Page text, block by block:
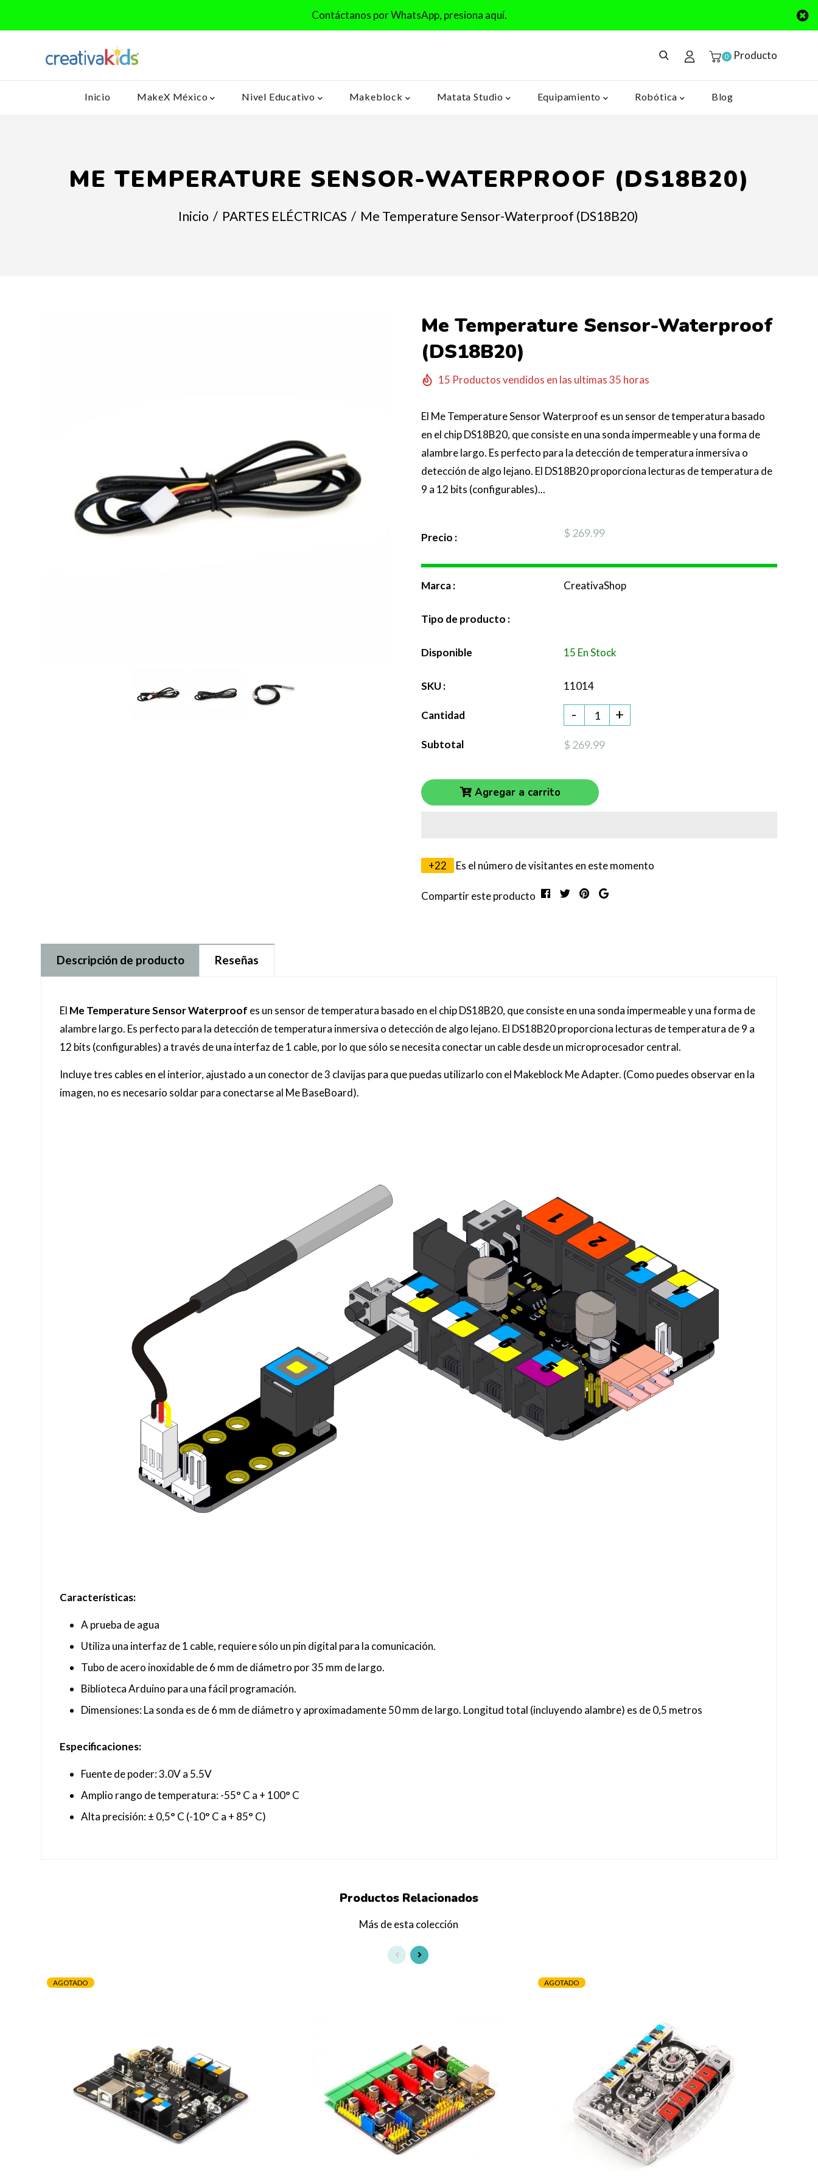
Contáctanos por WhatsApp, presiona aquí.
0 Producto
Inicio MakeX México Nivel Educativo Makeblock Matata Studio Equipamiento Robótica Blog
ME TEMPERATURE SENSOR-WATERPROOF (DS18B20)
Inicio / PARTES ELÉCTRICAS / Me Temperature Sensor-Waterproof (DS18B20)
Me Temperature Sensor-Waterproof
(DS18B20)
15 Productos vendidos en las ultimas35 horas
El Me Temperature Sensor Waterproof es un sensor de temperatura basado
en el chip DS18B20, que consiste en una sonda impermeable y una forma de
alambre largo. Es perfecto para la detección de temperatura inmersiva o
detección de algo lejano. El DS18B20 proporciona lecturas de temperatura de
9 a 12 bits (configurables)...
Precio : $ 269.99
Marca : CreativaShop
Tipo de producto :
Disponible 15 En Stock
SKU : 11014
Cantidad - +
Subtotal $ 269.99
Agregar a carrito
+22 Es el número de visitantes en este momento
Compartir este producto
Descripción de producto Reseñas
El Me Temperature Sensor Waterproof es un sensor de temperatura basado en el chip DS18B20, que consiste en una sonda impermeable y una forma de
alambre largo. Es perfecto para la detección de temperatura inmersiva o detección de algo lejano. El DS18B20 proporciona lecturas de temperatura de 9 a
12 bits (configurables) a través de una interfaz de 1 cable, por lo que sólo se necesita conectar un cable desde un microprocesador central.
Incluye tres cables en el interior, ajustado a un conector de 3 clavijas para que puedas utilizarlo con el Makeblock Me Adapter. (Como puedes observar en la
imagen, no es necesario soldar para conectarse al Me BaseBoard).
Características:
A prueba de agua
Utiliza una interfaz de 1 cable, requiere sólo un pin digital para la comunicación.
Tubo de acero inoxidable de 6 mm de diámetro por 35 mm de largo.
Biblioteca Arduino para una fácil programación.
Dimensiones: La sonda es de 6 mm de diámetro y aproximadamente 50 mm de largo. Longitud total (incluyendo alambre) es de 0,5 metros
Especificaciones:
Fuente de poder: 3.0V a 5.5V
Amplio rango de temperatura: -55° C a + 100° C
Alta precisión: ± 0,5° C (-10° C a + 85° C)
ProductosRelacionados
Más de esta colección
AGOTADO AGOTADO